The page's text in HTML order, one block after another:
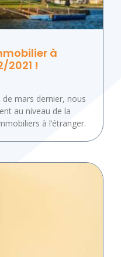
à
2021 !
mars dernier, nous
au niveau de la
à l’étranger.